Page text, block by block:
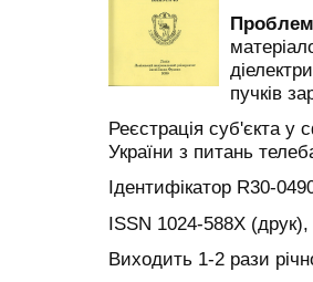
пучків
Реєстрація суб'єкта у
України з питань
Ідентифікатор R30-
ISSN 1024-588X
Виходить 1-2 рази